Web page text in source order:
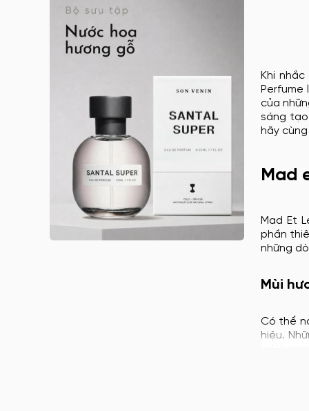
Anna Sui nữ
Arabian Oud
Argos
Argos nữ
Argos unisex
Armaf
Armaf nam
Armaf nữ
Astrophil & Stella
Astrophil & Stella unisex
Khi
của
sáng
hãy cùng
Mad
Mad Et
phần
những
Mùi
Có thể
hiệu.
mùi